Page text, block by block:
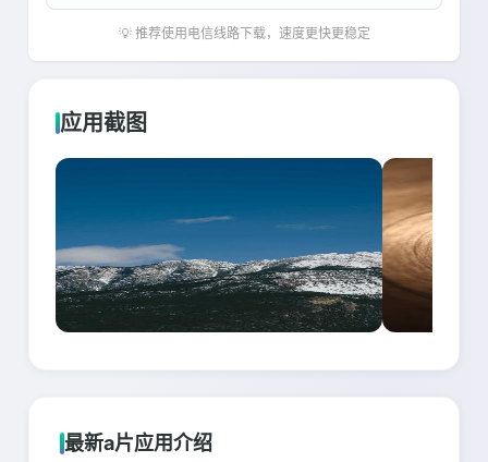
💡 推荐使用电信线路下载，速度更快更稳定
应用截图
最新a片应用介绍